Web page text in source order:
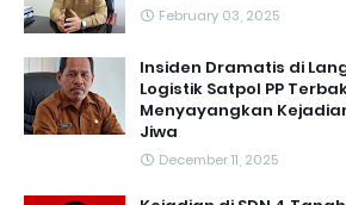
February 03, 2025
Insiden Dramatis di
Logistik Satpol PP
Menyayangkan
Jiwa
December 11, 2025